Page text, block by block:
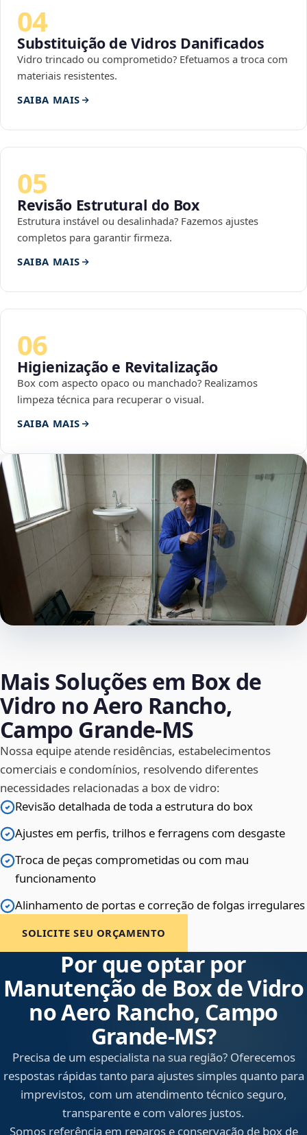
04
Substituição de Vidros Danificados
Vidro trincado ou comprometido? Efetuamos a troca com
materiais resistentes.
SAIBA MAIS
05
Revisão Estrutural do Box
Estrutura instável ou desalinhada? Fazemos ajustes
completos para garantir firmeza.
SAIBA MAIS
06
Higienização e Revitalização
Box com aspecto opaco ou manchado? Realizamos
limpeza técnica para recuperar o visual.
SAIBA MAIS
Mais Soluções em Box de
Vidro no Aero Rancho,
Campo Grande‑MS
Nossa equipe atende residências, estabelecimentos
comerciais e condomínios, resolvendo diferentes
necessidades relacionadas a box de vidro:
Revisão detalhada de toda a estrutura do box
Ajustes em perfis, trilhos e ferragens com desgaste
Troca de peças comprometidas ou com mau
funcionamento
Alinhamento de portas e correção de folgas irregulares
SOLICITE SEU ORÇAMENTO
Por que optar por
Manutenção de Box de Vidro
no Aero Rancho, Campo
Grande‑MS?
Precisa de um especialista na sua região? Oferecemos
respostas rápidas tanto para ajustes simples quanto para
imprevistos, com um atendimento técnico seguro,
transparente e com valores justos.
Somos referência em reparos e conservação de box de